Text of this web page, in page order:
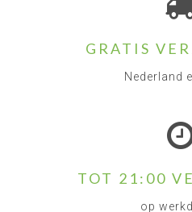
GRATIS
Nederland
TOT 21:00
op